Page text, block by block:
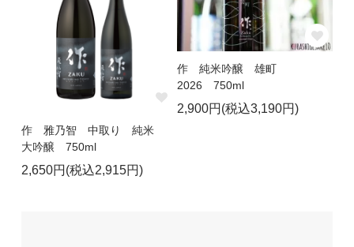
作 雅乃智 中取り 純米
大吟醸 750ml
2,650円(税込2,915円)
作 純米吟醸 雄町
2026 750ml
2,900円(税込3,190円)